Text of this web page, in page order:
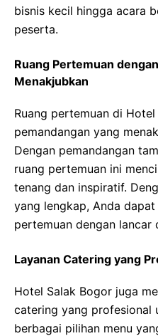
bisnis kecil hingga acara
peserta.
Ruang Pertemuan
Menakjubkan
Ruang pertemuan di
pemandangan yang
Dengan pemandangan
ruang pertemuan ini
tenang dan inspiratif.
yang lengkap, Anda
pertemuan dengan lancar
Layanan Catering yang
Hotel Salak Bogor juga
catering yang profesional
berbagai pilihan menu